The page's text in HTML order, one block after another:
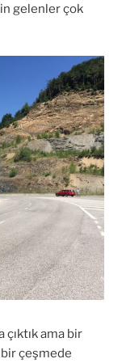
gelenler çok
çıktık ama bir
çeşmede